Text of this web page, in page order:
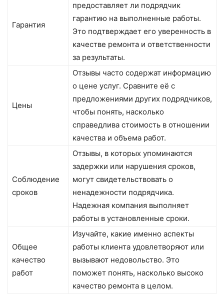
Гарантия
предоставляет ли подрядчик
гарантию на выполненные работы.
Это подтверждает его уверенность в
качестве ремонта и ответственности
за результаты.
Цены
Отзывы часто содержат информацию
о цене услуг. Сравните её с
предложениями других подрядчиков,
чтобы понять, насколько
справедлива стоимость в отношении
качества и объема работ.
Соблюдение
сроков
Отзывы, в которых упоминаются
задержки или нарушения сроков,
могут свидетельствовать о
ненадежности подрядчика.
Надежная компания выполняет
работы в установленные сроки.
Общее
качество
работ
Изучайте, какие именно аспекты
работы клиента удовлетворяют или
вызывают недовольство. Это
поможет понять, насколько высоко
качество ремонта в целом.